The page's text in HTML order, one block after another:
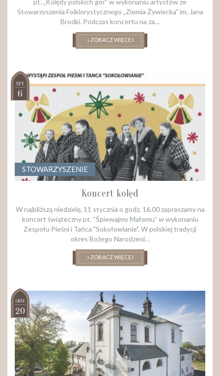
Stowarzyszenia Folklorystycznego „Ziemia Żywiecka” im. Jana
Brodki. Podczas koncertu na za…
» ZOBACZ WIĘCEJ
STOWARZYSZENIE
STY
6
Koncert kolęd
W najbliższą niedzielę, 11 stycznia o godz, 16.00 zapraszamy na
koncert świąteczny pt. “Śpiewajmy Małemu” w wykonaniu
Zespołu Pieśni i Tańca "Sokołowianie". W polskiej tradycji
okres Bożego Narodzeni…
» ZOBACZ WIĘCEJ
GRU
20